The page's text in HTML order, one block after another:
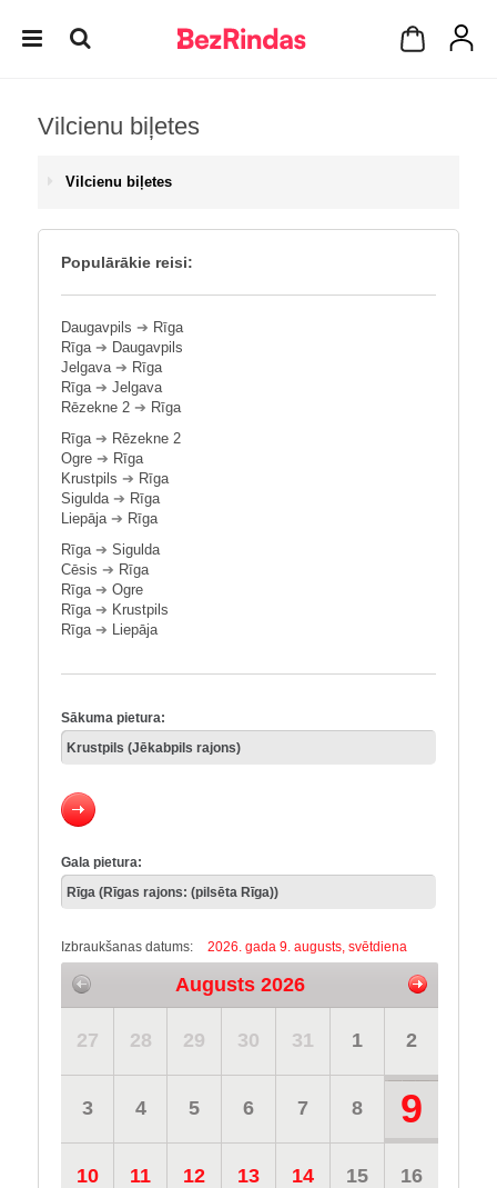
Vilcienu biļetes
Vilcienu biļetes
Populārākie reisi:
Daugavpils ➔ Rīga
Rīga➔ Daugavpils
Jelgava➔ Rīga
Rīga➔ Jelgava
Rēzekne 2 ➔ Rīga
Rīga➔ Rēzekne 2
Ogre ➔ Rīga
Krustpils ➔ Rīga
Sigulda➔ Rīga
Liepāja➔ Rīga
Rīga➔ Sigulda
Cēsis ➔ Rīga
Rīga➔ Ogre
Rīga➔ Krustpils
Rīga➔ Liepāja
Sākuma pietura:
Gala pietura:
Izbraukšanas datums: 2026. gada 9. augusts, svētdiena
Augusts 2026
27 28 29 30 31 1 2
3 4 5 6 7 8 9
10 11 12 13 14 15 16